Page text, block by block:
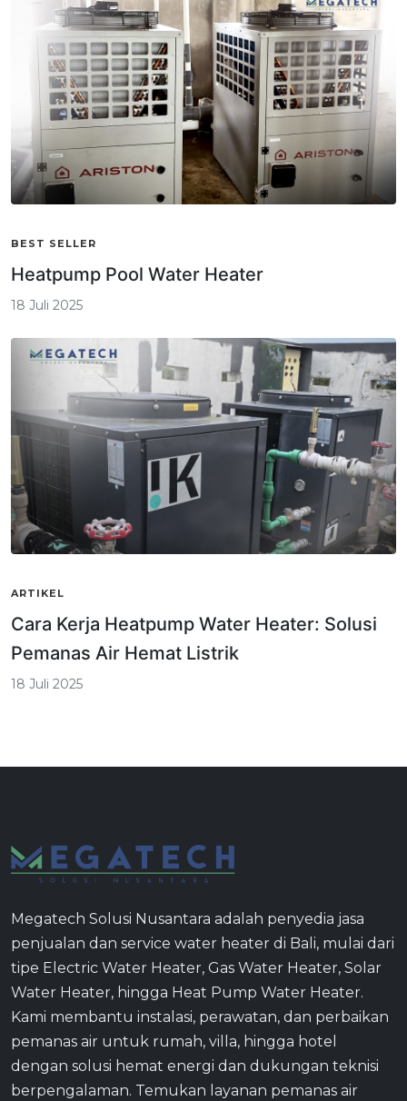
BEST SELLER
Heatpump Pool Water Heater
18 Juli 2025
ARTIKEL
Cara Kerja Heatpump Water Heater: Solusi
Pemanas Air Hemat Listrik
18 Juli 2025
Megatech Solusi Nusantara adalah penyedia jasa
penjualan dan service water heater di Bali, mulai dari
tipe Electric Water Heater, Gas Water Heater, Solar
Water Heater, hingga Heat Pump Water Heater.
Kami membantu instalasi, perawatan, dan perbaikan
pemanas air untuk rumah, villa, hingga hotel
dengan solusi hemat energi dan dukungan teknisi
berpengalaman. Temukan layanan pemanas air